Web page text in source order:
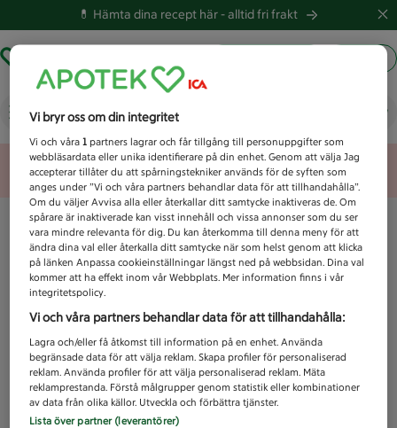
💊 Hämta dina recept här -alltid fri frakt
Vad letar du efter idag?
Unknown error
Vi bryr oss om din integritet
Vi och våra1 partners lagrar och får tillgång till personuppgifter som
webbläsardata eller unika identifierare på din enhet. Genom att välja Jag
accepterar tillåter du att spårningstekniker används för de syften som
anges under ”Vi och våra partners behandlar data för att tillhandahålla”.
Om du väljer Avvisa alla eller återkallar ditt samtycke inaktiveras de. Om
spårare är inaktiverade kan visst innehåll och vissa annonser som du ser
vara mindre relevanta för dig. Du kan återkomma till denna meny för att
ändra dina val eller återkalla ditt samtycke när som helst genom att klicka
på länken Anpassa cookieinställningar längst ned på webbsidan. Dina val
kommer att ha effekt inom vår Webbplats. Mer information finns i vår
integritetspolicy.
Vi och våra partners behandlar data för att tillhandahålla:
Lagra och/eller få åtkomst till information på en enhet. Använda
begränsade data för att välja reklam. Skapa profiler för personaliserad
reklam. Använda profiler för att välja personaliserad reklam. Mäta
reklamprestanda. Förstå målgrupper genom statistik eller kombinationer
av data från olika källor. Utveckla och förbättra tjänster.
Lista över partner (leverantörer)